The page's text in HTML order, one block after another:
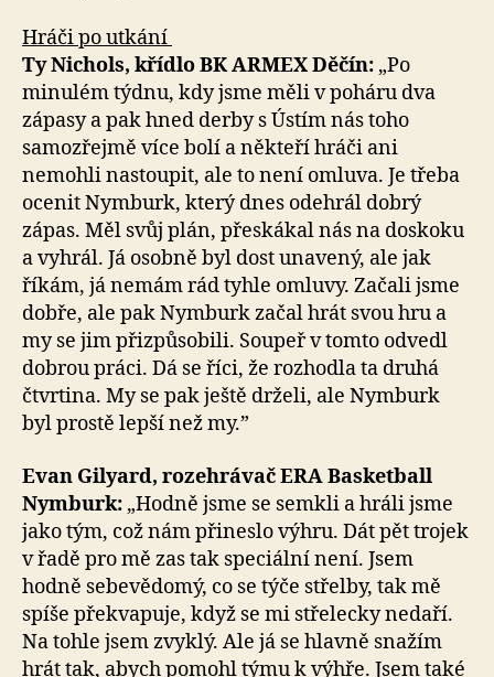
Hráči po utkání
Ty Nichols, křídlo BK ARMEX Děčín: „Po
minulém týdnu, kdy jsme měli v poháru dva
zápasy a pak hned derby s Ústím nás toho
samozřejmě více bolí a někteří hráči ani
nemohli nastoupit, ale to není omluva. Je třeba
ocenit Nymburk, který dnes odehrál dobrý
zápas. Měl svůj plán, přeskákal nás na doskoku
a vyhrál. Já osobně byl dost unavený, ale jak
říkám, já nemám rád tyhle omluvy. Začali jsme
dobře, ale pak Nymburk začal hrát svou hru a
my se jim přizpůsobili. Soupeř v tomto odvedl
dobrou práci. Dá se říci, že rozhodla ta druhá
čtvrtina. My se pak ještě drželi, ale Nymburk
byl prostě lepší než my.”
Evan Gilyard, rozehrávač ERA Basketball
Nymburk: „Hodně jsme se semkli a hráli jsme
jako tým, což nám přineslo výhru. Dát pět trojek
v řadě pro mě zas tak speciální není. Jsem
hodně sebevědomý, co se týče střelby, tak mě
spíše překvapuje, když se mi střelecky nedaří.
Na tohle jsem zvyklý. Ale já se hlavně snažím
hrát tak, abych pomohl týmu k výhře. Jsem také